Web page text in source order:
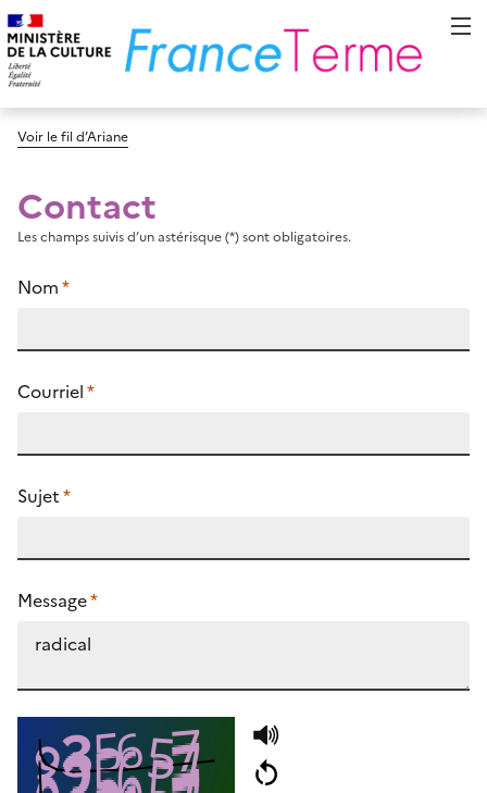
Voir le fil d’Ariane
Contact
Les champs suivis d’un astérisque (*) sont obligatoires.
Nom*
Courriel*
Sujet*
Message*